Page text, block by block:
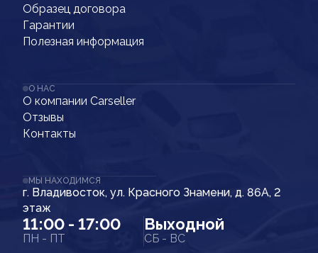
Образец договора
Гарантии
Полезная информация
О НАС
О компании Carseller
Отзывы
Контакты
МЫ НАХОДИМСЯ
г. Владивосток, ул. Красного Знамени, д. 86А, 2
этаж
11:00 - 17:00
ПН - ПТ
Выходной
СБ - ВС